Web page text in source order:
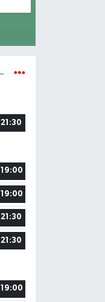
21:30
19:00
19:00
21:30
21:30
19:00